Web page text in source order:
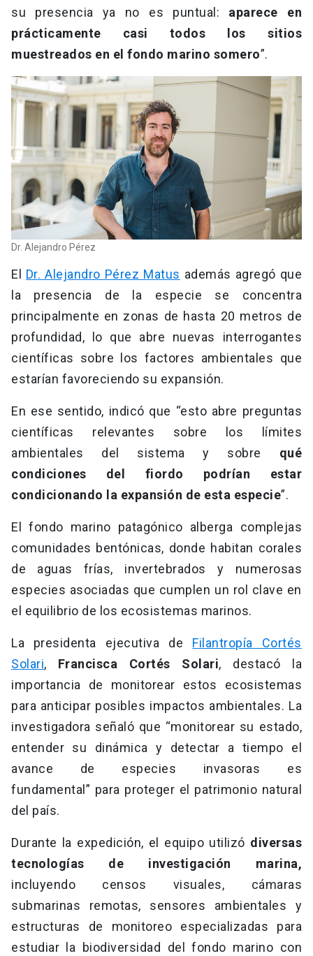
su presencia ya no es puntual: aparece en
prácticamente casi todos los sitios
muestreados en el fondo marino somero”.
Dr. Alejandro Pérez
El Dr. Alejandro Pérez Matus además agregó que
la presencia de la especie se concentra
principalmente en zonas de hasta 20 metros de
profundidad, lo que abre nuevas interrogantes
científicas sobre los factores ambientales que
estarían favoreciendo su expansión.
En ese sentido, indicó que “esto abre preguntas
científicas relevantes sobre los límites
ambientales del sistema y sobre qué
condiciones del fiordo podrían estar
condicionando la expansión de esta especie”.
El fondo marino patagónico alberga complejas
comunidades bentónicas, donde habitan corales
de aguas frías, invertebrados y numerosas
especies asociadas que cumplen un rol clave en
el equilibrio de los ecosistemas marinos.
La presidenta ejecutiva de Filantropía Cortés
Solari, Francisca Cortés Solari, destacó la
importancia de monitorear estos ecosistemas
para anticipar posibles impactos ambientales. La
investigadora señaló que “monitorear su estado,
entender su dinámica y detectar a tiempo el
avance de especies invasoras es
fundamental” para proteger el patrimonio natural
del país.
Durante la expedición, el equipo utilizó diversas
tecnologías de investigación marina,
incluyendo censos visuales, cámaras
submarinas remotas, sensores ambientales y
estructuras de monitoreo especializadas para
estudiar la biodiversidad del fondo marino con